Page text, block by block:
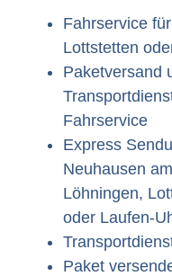
Fahrservice
Lottstetten
Paketversand
Fahrservice
Express
Neuhausen
Löhningen,
oder Laufen-
Paket